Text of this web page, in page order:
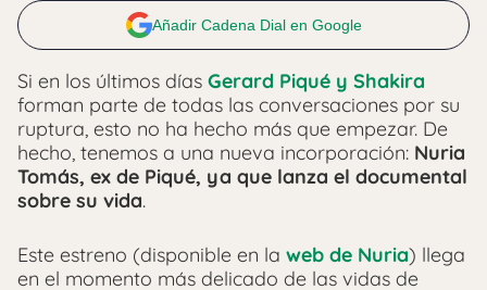
Añadir Cadena Dial en Google
Si en los últimos días Gerard Piqué y Shakira
forman parte de todas las conversaciones por su
ruptura, esto no ha hecho más que empezar. De
hecho, tenemos a una nueva incorporación: Nuria
Tomás, ex de Piqué, ya que lanza el documental
sobre su vida.
Este estreno (disponible en la web de Nuria) llega
en el momento más delicado de las vidas de